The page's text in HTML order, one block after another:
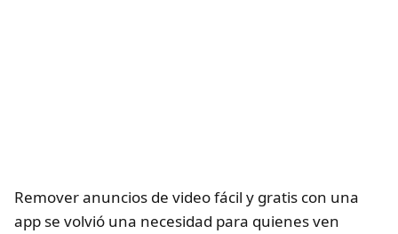
Remover anuncios de video fácil y gratis con una
app se volvió una necesidad para quienes ven